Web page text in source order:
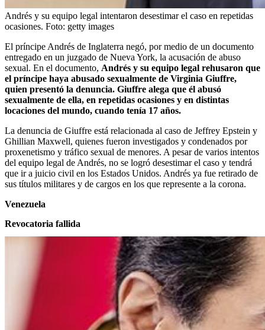
Andrés y su equipo legal intentaron desestimar el caso en repetidas
ocasiones. Foto: getty images
El príncipe Andrés de Inglaterra negó, por medio de un documento
entregado en un juzgado de Nueva York, la acusación de abuso
sexual. En el documento, Andrés y su equipo legal rehusaron que
el príncipe haya abusado sexualmente de Virginia Giuffre,
quien presentó la denuncia. Giuffre alega que él abusó
sexualmente de ella, en repetidas ocasiones y en distintas
locaciones del mundo, cuando tenía 17 años.
La denuncia de Giuffre está relacionada al caso de Jeffrey Epstein y
Ghillian Maxwell, quienes fueron investigados y condenados por
proxenetismo y tráfico sexual de menores. A pesar de varios intentos
del equipo legal de Andrés, no se logró desestimar el caso y tendrá
que ir a juicio civil en los Estados Unidos. Andrés ya fue retirado de
sus títulos militares y de cargos en los que represente a la corona.
Venezuela
Revocatoria fallida